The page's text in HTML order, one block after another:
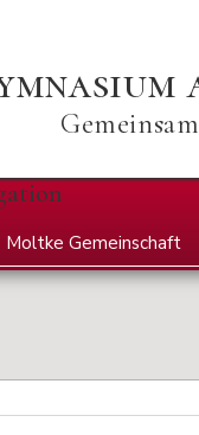
Moltke Gemeinschaft